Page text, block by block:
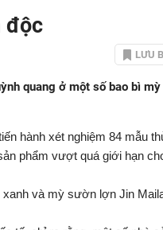
độc
LƯU
quang ở một số bao bì
hành xét nghiệm 84 mẫu
phẩm vượt quá giới hạn
xanh và mỳ sườn lợn Jin